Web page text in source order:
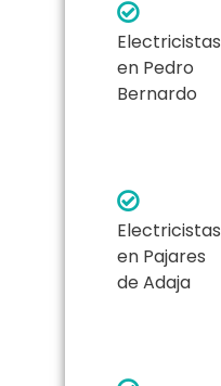
Electricistas
en Pedro
Bernardo
Electricistas
en Pajares
de Adaja